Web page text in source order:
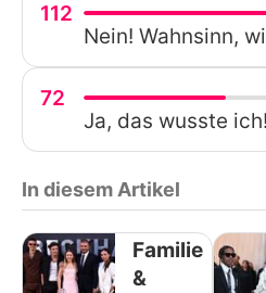
112
Nein! Wahnsinn,
72
Ja, das wusste ich!
In diesem Artikel
Familie
&